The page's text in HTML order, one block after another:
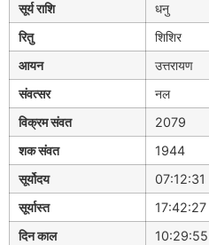
सूर्य राशि
धनु
रितु
शिशिर
आयन
उत्तरायण
संवत्सर
नल
विक्रम संवत
2079
शक संवत
1944
सूर्योदय
07:12:31
सूर्यास्त
17:42:27
दिन काल
10:29:55